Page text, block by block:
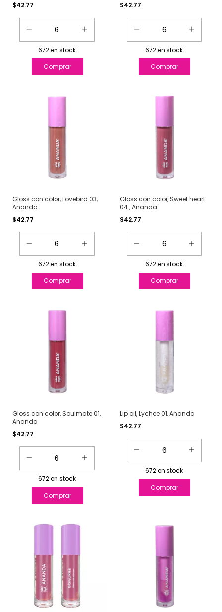
$42.77
672en stock
$42.77
672en stock
Gloss con color, Lovebird 03,
Ananda
$42.77
672en stock
Gloss con color, Sweet heart
04 , Ananda
$42.77
672en stock
Gloss con color, Soulmate 01,
Ananda
$42.77
672en stock
Lip oil, Lychee 01, Ananda
$42.77
672en stock